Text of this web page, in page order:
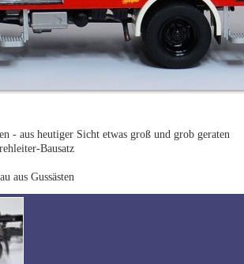
- aus heutiger Sicht etwas groß und grob geraten
Bausatz
aus Gussästen